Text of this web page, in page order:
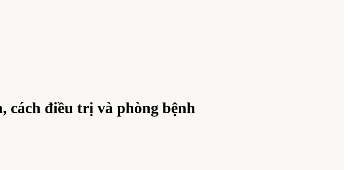
cách điều trị và phòng bệnh